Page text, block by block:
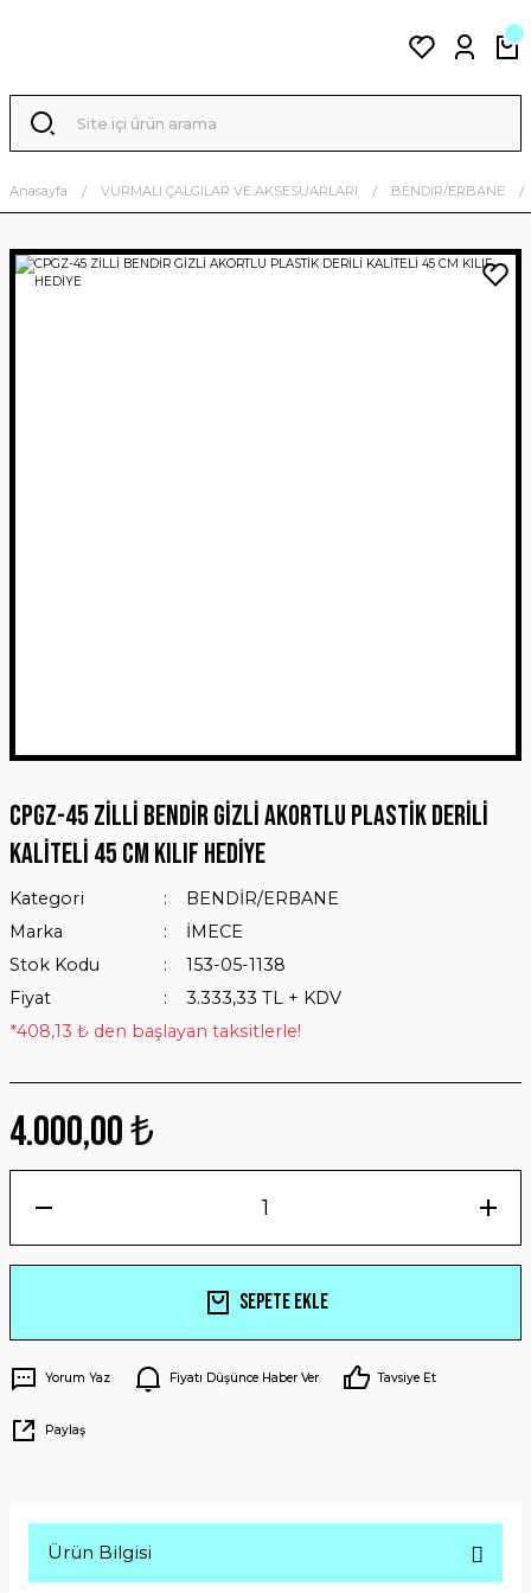
Anasayfa VURMALI ÇALGILAR VE AKSESUARLARI BENDİR/ERBANE
CPGZ-45 ZİLLİ BENDİR GİZLİ AKORTLU PLASTİK DERİLİ
KALİTELİ 45 CM KILIF HEDİYE
Kategori
BENDİR/ERBANE
Marka
İMECE
Stok Kodu
153-05-1138
Fiyat
3.333,33 TL + KDV
*408,13 ₺ den başlayan taksitlerle!
4.000,00 ₺
Sepete Ekle
Yorum Yaz Fiyatı Düşünce Haber Ver Tavsiye Et
Paylaş
Ürün Bilgisi